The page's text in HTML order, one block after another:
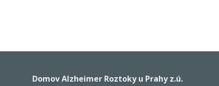
Domov Alzheimer Roztoky u Prahy z.ú.